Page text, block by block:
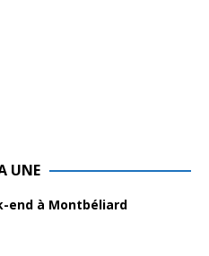
UNE
end à Montbéliard